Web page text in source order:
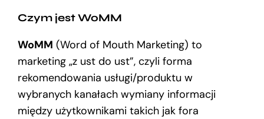
Czym jest WoMM
WoMM (Word of Mouth Marketing) to
marketing „z ust do ust”, czyli forma
rekomendowania usługi/produktu w
wybranych kanałach wymiany informacji
między użytkownikami takich jak fora